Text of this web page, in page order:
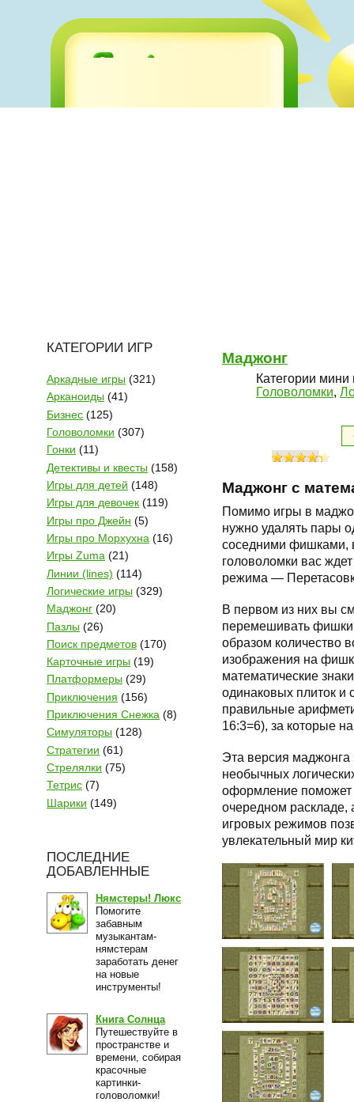
КАТЕГОРИИ ИГР
Аркадные игры (321)
Арканоиды (41)
Бизнес (125)
Головоломки (307)
Гонки (11)
Детективы и квесты (158)
Игры для детей (148)
Игры для девочек (119)
Игры про Джейн (5)
Игры про Морхухна (16)
Игры Zuma (21)
Линии (lines) (114)
Логические игры (329)
Маджонг (20)
Пазлы (26)
Поиск предметов (170)
Карточные игры (19)
Платформеры (29)
Приключения (156)
Приключения Снежка (8)
Симуляторы (128)
Стратегии (61)
Стрелялки (75)
Тетрис (7)
Шарики (149)
ПОСЛЕДНИЕ
ДОБАВЛЕННЫЕ
Нямстеры! Люкс
Помогите
забавным
музыкантам-
нямстерам
заработать денег
на новые
инструменты!
Книга Солнца
Путешествуйте в
пространстве и
времени, собирая
красочные
картинки-
головоломки!
Маджонг
Категории мини
Головоломки,
Маджонг с
Помимо игры в
нужно удалять пары
соседними фишками,
головоломки вас
режима —
В первом из них вы
перемешивать фишки
образом
изображения на
математические
одинаковых плиток и
правильные
16:3=6), за которые
Эта версия маджонга
необычных
оформление поможет
очередном раскладе,
игровых режимов
увлекательный мир